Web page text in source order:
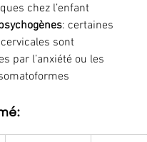
chez l’enfant
: certaines
sont
par l’anxiété ou les